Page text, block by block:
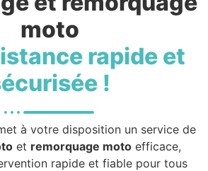
moto
rapide et
!
à votre disposition un service de
et remorquage motoefficace,
rapide et fiable pour tous